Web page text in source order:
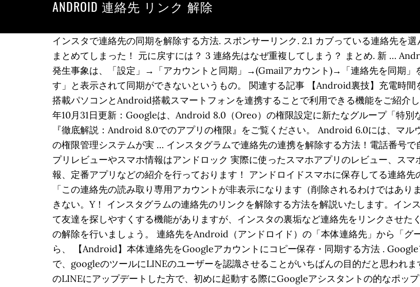
ANDROID 連絡先 リンク 解除
インスタで連絡先の同期を解除する方法. スポンサーリンク. 2.1 カブっている連絡先を
まとめてしまった！ 元に戻すには？ 3 連絡先はなぜ重複してしまう？ まとめ. 新 …
発生事象は、「設定」→「アカウントと同期」→(Gmailアカウント)→「連絡先を同期」
す」と表示されて同期ができないというもの。 関連する記事 【Android裏技】充電時
搭載パソコンとAndroid搭載スマートフォンを連携することで利用できる機能をご紹介
年10月31日更新：Googleは、Android 8.0（Oreo）の権限設定に新たなグループ「特
『徹底解説：Android 8.0でのアプリの権限』をご覧ください。 Android 6.0には、マ
の権限管理システムが実 … インスタグラムで連絡先の連携を解除する方法！電話番号
プリレビューやスマホ情報はアンドロック 実際に使ったスマホアプリのレビュー、ス
報、定番アプリなどの紹介を行っております！ アンドロイドスマホに保存してる連絡先
「この連絡先の読み取り専用アカウントが非表示になります（削除されるわけではあ
きない。Y！ インスタグラムの連絡先のリンクを解除する方法を解説いたします。イン
て友達を探しやすくする機能がありますが、インスタの裏垢など連絡先をリンクさせた
の解除を行いましょう。 連絡先をAndroid（アンドロイド）の「本体連絡先」から「
ら、 【Android】本体連絡先をGoogleアカウントにコピー保存・同期する方法 .
で、googleのツールにLINEのユーザーを認識させることがいちばんの目的だと思われ
のLINEにアップデートした方で、初めに起動する際にGoogleアシスタントの的なポッ